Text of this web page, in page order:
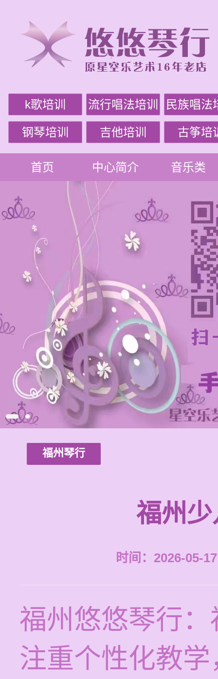
k歌培训 流行唱法培训 民族唱法
钢琴培训 吉他培训 古筝培
首页 中心简介 音乐类
福州琴行
福州
时间：2026-05-
福州悠悠琴行
注重个性化教